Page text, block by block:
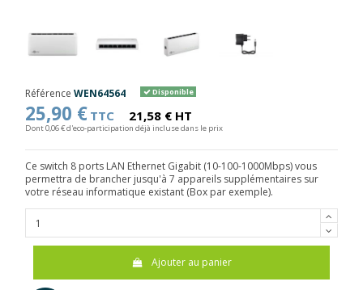
Référence WEN64564 Disponible
25,90 € TTC 21,58 € HT
Dont 0,06 € d'eco-participation déjà incluse dans le prix
Ce switch 8 ports LAN Ethernet Gigabit (10-100-1000Mbps) vous
permettra de brancher jusqu'à 7 appareils supplémentaires sur
votre réseau informatique existant (Box par exemple).
Ajouter au panier